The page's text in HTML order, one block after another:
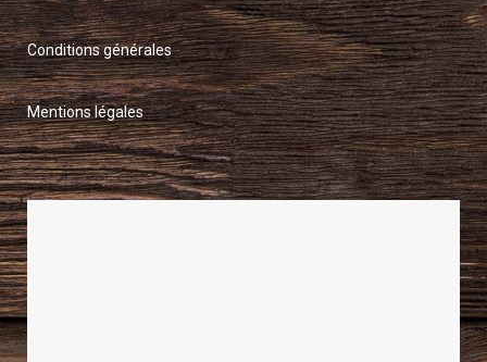
Conditions générales
Mentions légales